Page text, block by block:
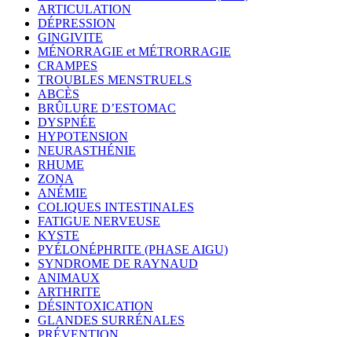
ARTICULATION
DÉPRESSION
GINGIVITE
MÉNORRAGIE et MÉTRORRAGIE
CRAMPES
TROUBLES MENSTRUELS
ABCÈS
BRÛLURE D’ESTOMAC
DYSPNÉE
HYPOTENSION
NEURASTHÉNIE
RHUME
ZONA
ANÉMIE
COLIQUES INTESTINALES
FATIGUE NERVEUSE
KYSTE
PYÉLONÉPHRITE (PHASE AIGU)
SYNDROME DE RAYNAUD
ANIMAUX
ARTHRITE
DÉSINTOXICATION
GLANDES SURRÉNALES
PRÉVENTION